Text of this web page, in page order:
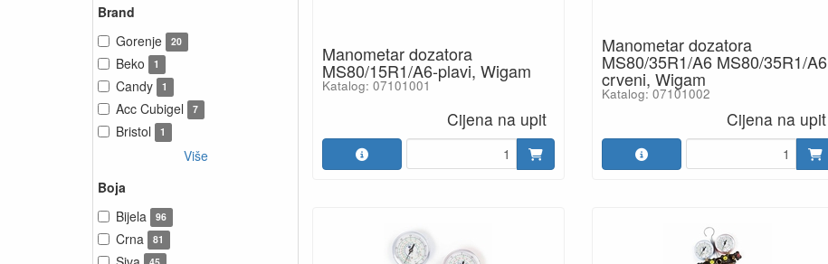
Brand
Gorenje
20
Beko 1
Candy 1
Acc Cubigel 7
Bristol 1
Više
Boja
Bijela
96
Crna 81
Manometar dozatora
MS80/15R1/A6-plavi, Wigam
Katalog: 07101001
Cijena na upit
Manometar dozatora
MS80/35R1/A6 MS80/35R1/A6
crveni, Wigam
Katalog: 07101002
Cijena na upit